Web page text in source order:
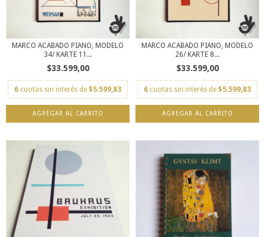
MARCO ACABADO PIANO, MODELO
34/ KARTE 11...
$33.599,00
6 cuotas sin interés de $5.599,83
AGREGAR AL CARRITO
MARCO ACABADO PIANO, MODELO
26/ KARTE 8...
$33.599,00
6 cuotas sin interés de $5.599,83
AGREGAR AL CARRITO